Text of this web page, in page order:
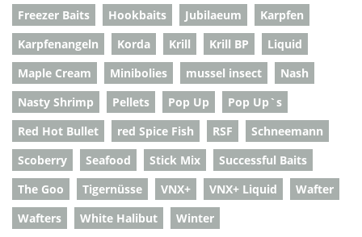
Freezer Baits
Hookbaits Jubilaeum
Karpfen
Karpfenangeln
Korda Krill Krill BP
Liquid
Maple Cream
Minibolies mussel insect
Nash
Nasty Shrimp
Pellets Pop Up
Pop Up`s
Red Hot Bullet
red Spice Fish RSF
Schneemann
Scoberry
Seafood Stick Mix
Successful Baits
The Goo
Tigernüsse VNX+ VNX+ Liquid
Wafter
Wafters
White Halibut Winter